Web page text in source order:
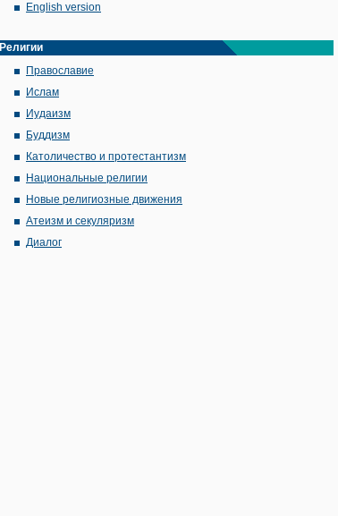
English version
Религии
Православие
Ислам
Иудаизм
Буддизм
Католичество и протестантизм
Национальные религии
Новые религиозные движения
Атеизм и секуляризм
Диалог